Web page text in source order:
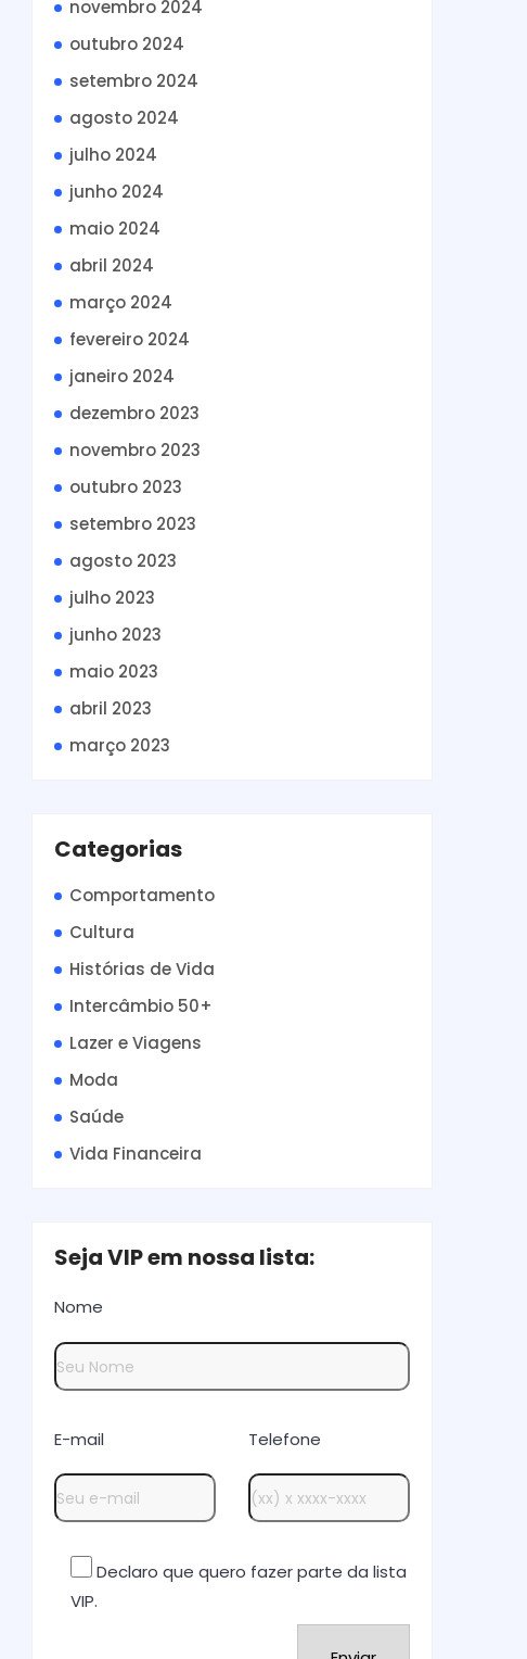
novembro 2024
outubro 2024
setembro 2024
agosto 2024
julho 2024
junho 2024
maio 2024
abril 2024
março 2024
fevereiro 2024
janeiro 2024
dezembro 2023
novembro 2023
outubro 2023
setembro 2023
agosto 2023
julho 2023
junho 2023
maio 2023
abril 2023
março 2023
Categorias
Comportamento
Cultura
Histórias de Vida
Intercâmbio 50+
Lazer e Viagens
Moda
Saúde
Vida Financeira
Seja VIP em nossa lista:
Nome
E-mail Telefone
Declaro que quero fazer parte da lista
VIP.